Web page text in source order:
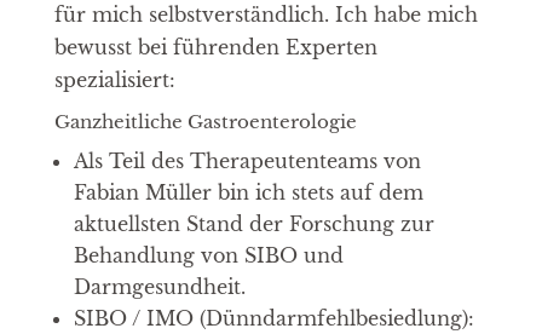
für mich selbstverständlich. Ich habe mich
bewusst bei führenden Experten
spezialisiert:
Ganzheitliche Gastroenterologie
Als Teil des Therapeutenteams von
Fabian Müller bin ich stets auf dem
aktuellsten Stand der Forschung zur
Behandlung von SIBO und
Darmgesundheit.
SIBO / IMO (Dünndarmfehlbesiedlung):